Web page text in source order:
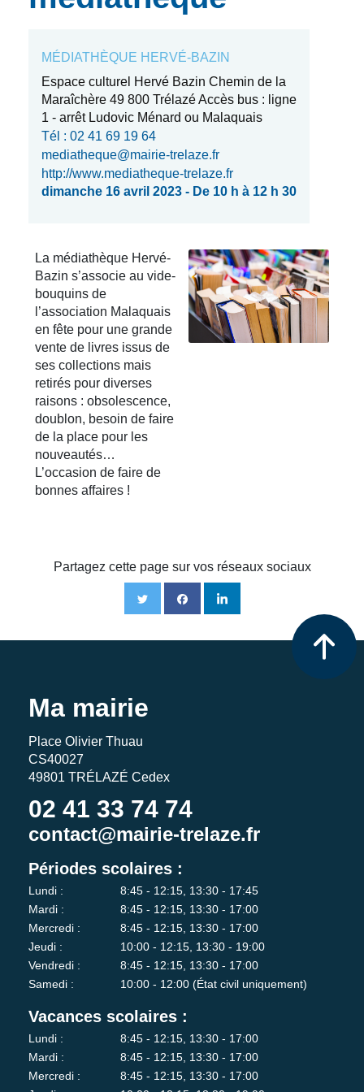
MÉDIATHÈQUE HERVÉ-BAZIN
Espace culturel Hervé Bazin Chemin de la
Maraîchère 49 800 Trélazé Accès bus : ligne
1 - arrêt Ludovic Ménard ou Malaquais
Tél : 02 41 69 19 64
mediatheque@mairie-trelaze.fr
http://www.mediatheque-trelaze.fr
dimanche 16 avril 2023 - De 10 h à 12 h 30
La médiathèque Hervé-
Bazin s’associe au vide-
bouquins de
l’association Malaquais
en fête pour une grande
vente de livres issus de
ses collections mais
retirés pour diverses
raisons : obsolescence,
doublon, besoin de faire
de la place pour les
nouveautés…
L’occasion de faire de
bonnes affaires !
Partagez cette page sur vos réseaux sociaux
Ma mairie
Place Olivier Thuau
CS40027
49801 TRÉLAZÉ Cedex
02 41 33 74 74
contact@mairie-trelaze.fr
Périodes scolaires :
Lundi :
8:45 - 12:15, 13:30 - 17:45
Mardi :
8:45 - 12:15, 13:30 - 17:00
Mercredi :
8:45 - 12:15, 13:30 - 17:00
Jeudi :
10:00 - 12:15, 13:30 - 19:00
Vendredi :
8:45 - 12:15, 13:30 - 17:00
Samedi :
10:00 - 12:00 (État civil uniquement)
Vacances scolaires :
Lundi :
8:45 - 12:15, 13:30 - 17:00
Mardi :
8:45 - 12:15, 13:30 - 17:00
Mercredi :
8:45 - 12:15, 13:30 - 17:00